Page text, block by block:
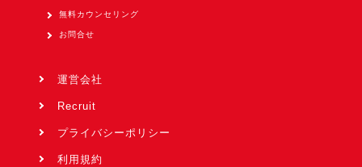
無料カウンセリング
お問合せ
運営会社
Recruit
プライバシーポリシー
利用規約